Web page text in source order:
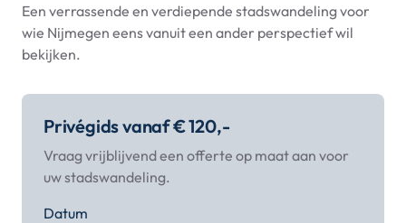
Een verrassende en verdiepende stadswandeling voor
wie Nijmegen eens vanuit een ander perspectief wil
bekijken.
Privégids vanaf € 120,-
Vraag vrijblijvend een offerte op maat aan voor
uw stadswandeling.
Datum